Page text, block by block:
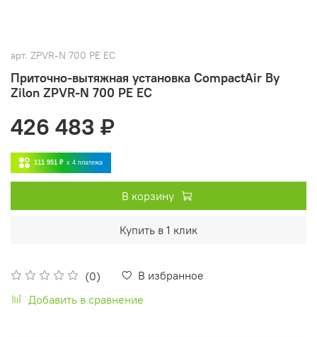
арт. ZPVR-N 700 PE EC
Приточно-вытяжная установка CompactAir By
Zilon ZPVR-N 700 PE EC
(0)
В избранное
Добавить в сравнение
426 483 ₽
111 951 ₽ x 4 платежа
В корзину
Купить в 1 клик